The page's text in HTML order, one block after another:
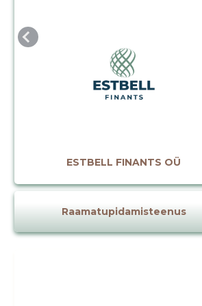
ESTBELL FINANTS OÜ
Raamatupidamisteenus
Muuda pildi
kirjeldust